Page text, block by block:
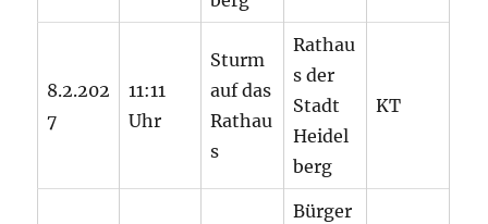
8.2.202
7
11:11
Uhr
Sturm
auf das
Rathau
s
Rathau
s der
Stadt
Heidel
berg
KT
Bürger